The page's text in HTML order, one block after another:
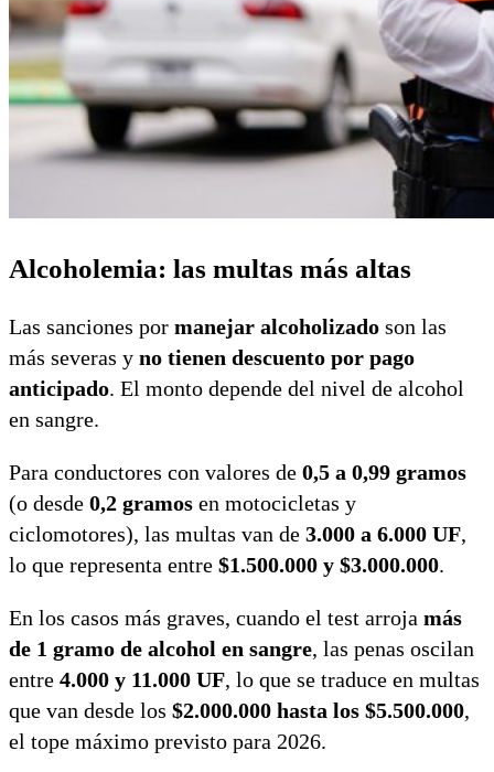
Alcoholemia: las multas más altas
Las sanciones por manejar alcoholizado son las
más severas y no tienen descuento por pago
anticipado. El monto depende del nivel de alcohol
en sangre.
Para conductores con valores de 0,5 a 0,99 gramos
(o desde 0,2 gramos en motocicletas y
ciclomotores), las multas van de 3.000 a 6.000 UF,
lo que representa entre $1.500.000 y $3.000.000.
En los casos más graves, cuando el test arroja más
de 1 gramo de alcohol en sangre, las penas oscilan
entre 4.000 y 11.000 UF, lo que se traduce en multas
que van desde los $2.000.000 hasta los $5.500.000,
el tope máximo previsto para 2026.